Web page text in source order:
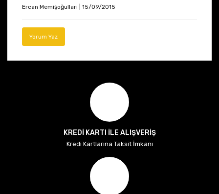
Ercan Memişoğulları | 15/09/2015
Yorum Yaz
KREDİ KARTI İLE ALIŞVERİŞ
Kredi Kartlarına Taksit İmkanı